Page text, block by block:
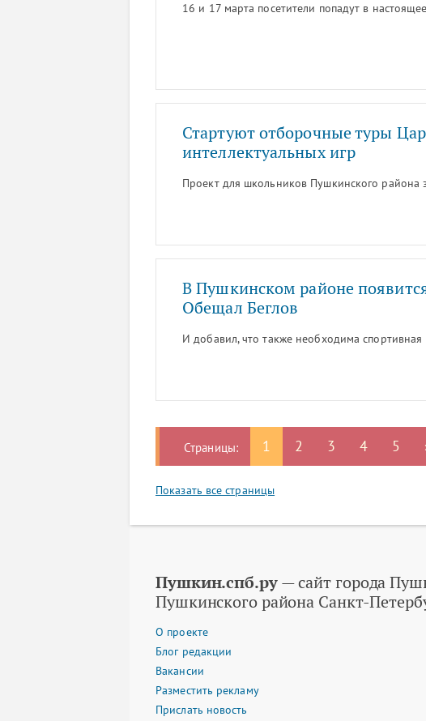
16 и 17 марта посетители попадут в
Стартуют отборочные туры
интеллектуальных игр
Проект для школьников Пушкинского района
В Пушкинском районе
Обещал Беглов
И добавил, что также необходима
Страницы: 1 2 3 4 5
Показать все страницы
Пушкин.спб.ру— сайт города
Пушкинского района Санкт-
О проекте
Блог редакции
Вакансии
Разместить рекламу
Прислать новость